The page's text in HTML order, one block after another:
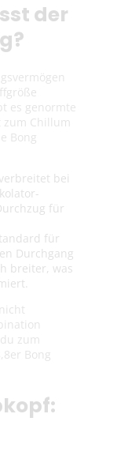
der
es genormte
Chillum
Bong
bei
für
für
Durchgang
breiter, was
zum
Bong